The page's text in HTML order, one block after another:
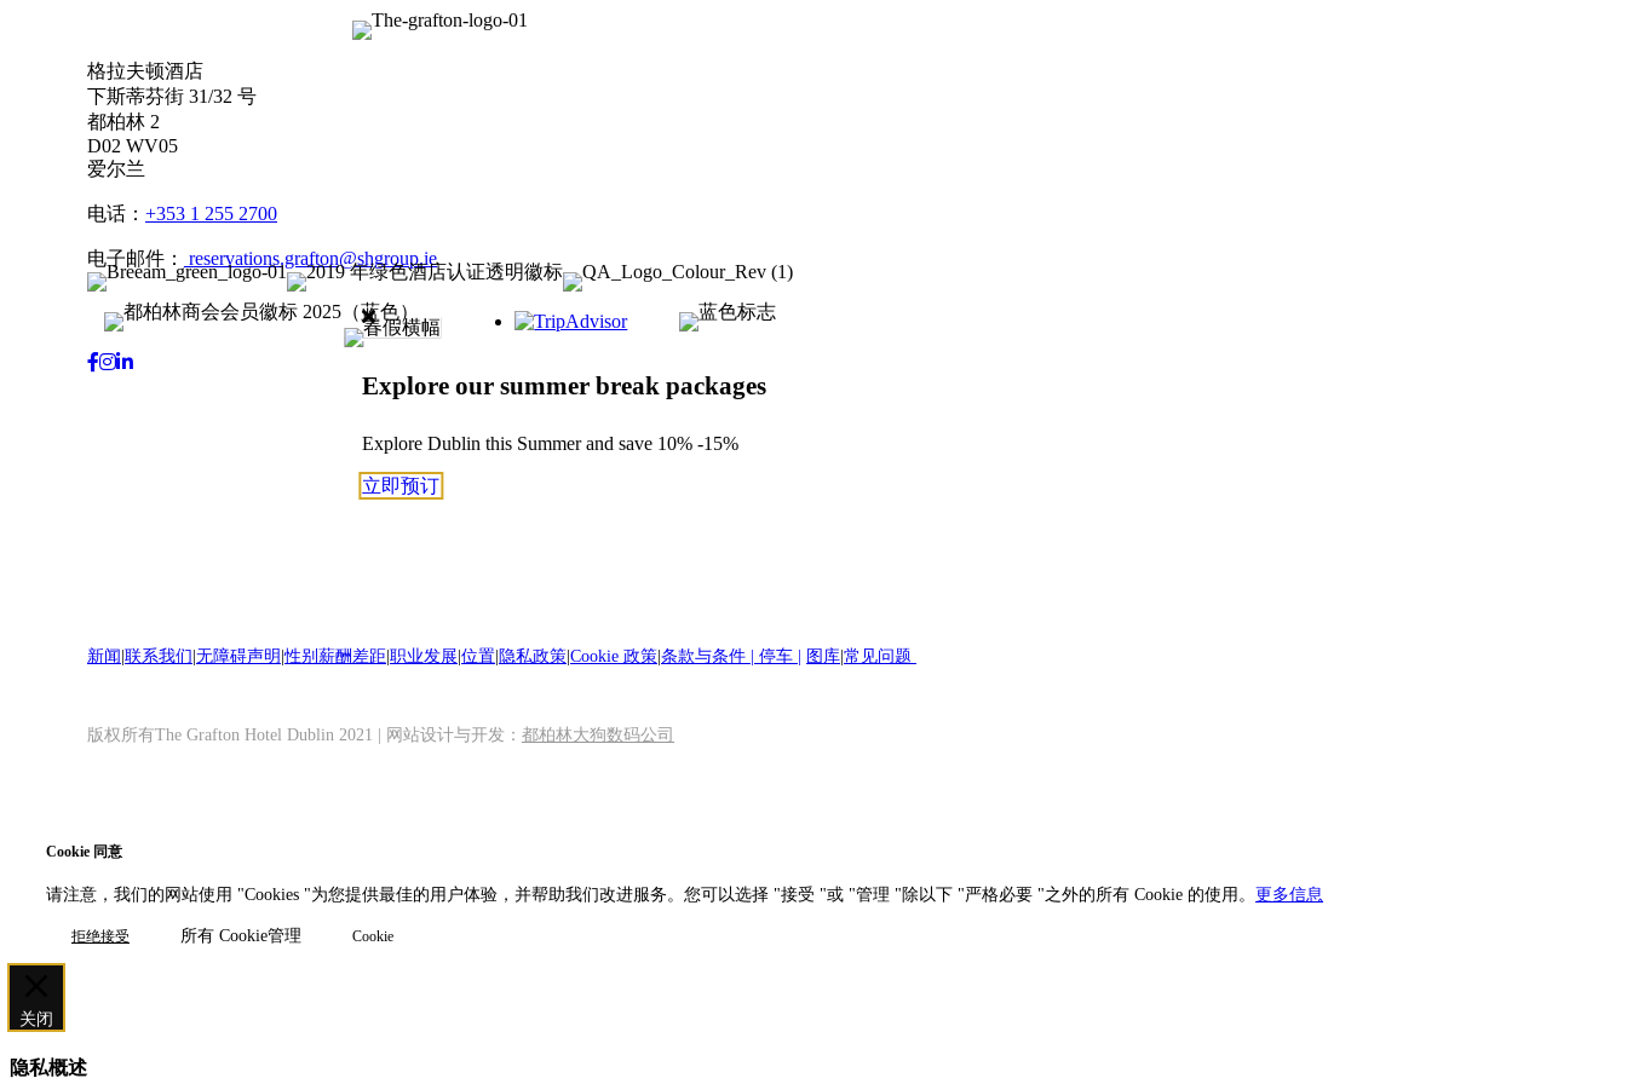
格拉夫顿酒店
下斯蒂芬街 31/32 号
都柏林 2
D02 WV05
爱尔兰
电话： +353 1 255 2700
电子邮件： reservations.grafton@shgroup.ie
Explore our summer break packages
Explore Dublin this Summer and save 10% -15%
立即预订
新闻 联系我们 无障碍声明 |性别薪酬差距 职业发展 位置 隐私政策 Cookie 政策 条款与条件 | 停车 图库 常见问题
版权所有The Grafton Hotel Dublin 2021 | 网站设计与开发： 都柏林大狗数码公司
Cookie 同意
请注意，我们的网站使用 "Cookies "为您提供最佳的用户体验，并帮助我们改进服务。您可以选择 "接受 "或 "管理 "除以下 "严格必要 "之外的所有 Cookie 的使用。 更多信息
拒绝接受 所有 Cookie管理 Cookie
关闭
隐私概述